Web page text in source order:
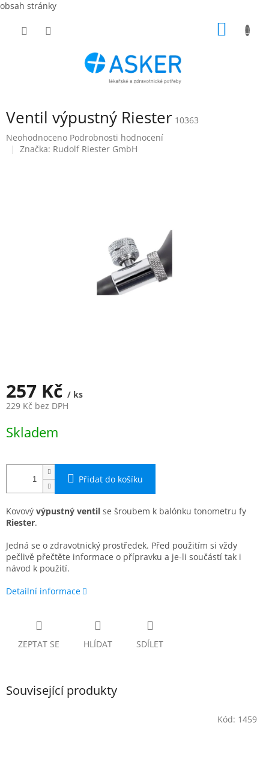
obsah stránky
Ventil výpustný Riester 10363
Průměrné
hodnocení
Neohodnoceno Podrobnosti hodnocení
Značka: Rudolf Riester GmbH
257 Kč / ks
229 Kč bez DPH
cena:
Skladem
Přidat do košíku
Kovový výpustný ventil se šroubem k balónku tonometru fy
Riester.
Jedná se o zdravotnický prostředek. Před použitím si vždy
pečlivě přečtěte informace o přípravku a je-li součástí tak i
návod k použití.
Detailní informace
ZEPTAT SE HLÍDAT SDÍLET
Související produkty
Kód: 1459